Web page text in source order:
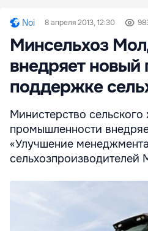
Noi 8 апреля 2013, 12:30
Минсельхоз
внедряет новый
поддержке
Министерство
промышленности
«Улучшение
сельхозпроизводителей